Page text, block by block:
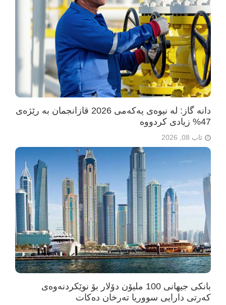
دانە گاز: لە نیوەی یەکەمی 2026 قازانجمان بە رێژەی
47% زیادی کردووە
ئاب 08, 2026
بانکی جیهانی 100 ملیۆن دۆلار بۆ نوێکردنەوەی
کەرتی دارایی سووریا تەرخان دەکات